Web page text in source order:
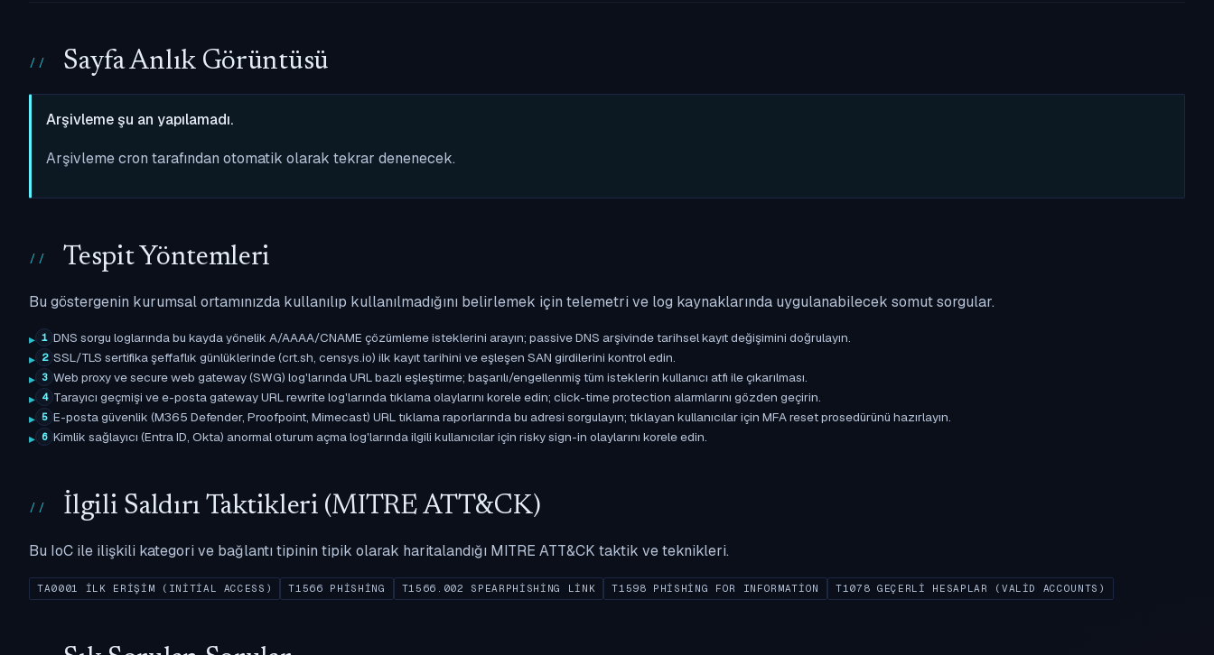
Sayfa Anlık Görüntüsü
Arşivleme şu an yapılamadı.
Arşivleme cron tarafından otomatik olarak tekrar denenecek.
Tespit Yöntemleri
Bu göstergenin kurumsal ortamınızda kullanılıp kullanılmadığını belirlemek için telemetri ve log kaynaklarında uygulanabilecek somut sorgular.
1 DNS sorgu loglarında bu kayda yönelik A/AAAA/CNAME çözümleme isteklerini arayın; passive DNS arşivinde tarihsel kayıt değişimini doğrulayın.
2 SSL/TLS sertifika şeffaflık günlüklerinde (crt.sh, censys.io) ilk kayıt tarihini ve eşleşen SAN girdilerini kontrol edin.
3 Web proxy ve secure web gateway (SWG) log'larında URL bazlı eşleştirme; başarılı/engellenmiş tüm isteklerin kullanıcı atfı ile çıkarılması.
4 Tarayıcı geçmişi ve e-posta gateway URL rewrite log'larında tıklama olaylarını korele edin; click-time protection alarmlarını gözden geçirin.
5 E-posta güvenlik (M365 Defender, Proofpoint, Mimecast) URL tıklama raporlarında bu adresi sorgulayın; tıklayan kullanıcılar için MFA reset prosedürünü hazırlayın.
6 Kimlik sağlayıcı (Entra ID, Okta) anormal oturum açma log'larında ilgili kullanıcılar için risky sign-in olaylarını korele edin.
İlgili Saldırı Taktikleri (MITRE ATT&CK)
Bu IoC ile ilişkili kategori ve bağlantı tipinin tipik olarak haritalandığı MITRE ATT&CK taktik ve teknikleri.
TA0001 İLK ERIŞIM (INITIAL ACCESS) T1566 PHISHING T1566.002 SPEARPHISHING LINK T1598 PHISHING FOR INFORMATION T1078 GEÇERLI HESAPLAR (VALID ACCOUNTS)